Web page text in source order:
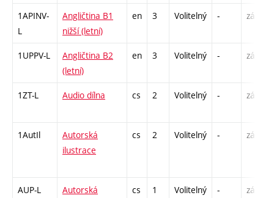
1APINV-
L
Angličtina B1
nižší (letní)
en 3 Volitelný - zá
1UPPV-L
Angličtina B2
(letní)
en 3 Volitelný - zá,zk
1ZT-L Audio dílna cs 2 Volitelný - zá
1AutIl
Autorská
ilustrace
cs 2 Volitelný - zá
AUP-L
Autorská
cs 1 Volitelný - zá